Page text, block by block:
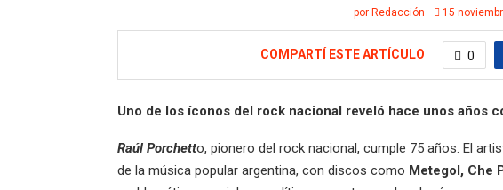
por Redacción 15
COMPARTÍ ESTE ARTÍCULO 0
Uno de los íconos del rock nacional reveló hace unos años
Raúl Porchetto, pionero del rock nacional, cumple 75 años. El
de la música popular argentina, con discos como Metegol, Che